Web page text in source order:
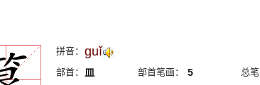
拼音： guĭ
部首： 皿 部首笔画： 5 总笔